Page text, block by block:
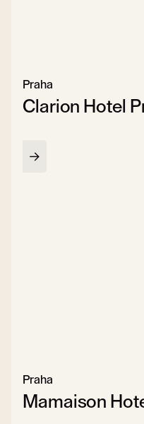
Clarion Hotel
Praha
Mamaison
Praha